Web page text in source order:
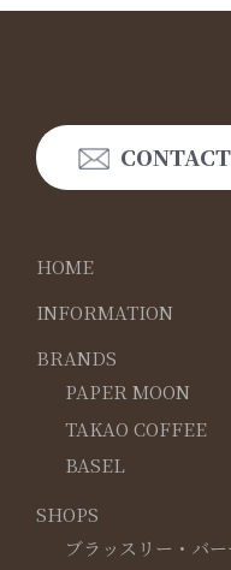
CONTACT
HOME
INFORMATION
BRANDS
PAPER MOON
TAKAO COFFEE
BASEL
SHOPS
ブラッスリー・バ